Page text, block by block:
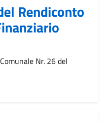
Rendiconto
Nr. 26 del